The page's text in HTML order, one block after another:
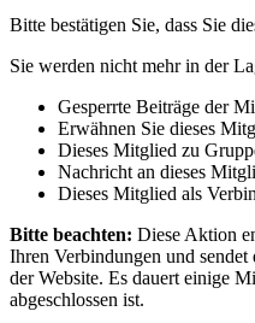
Bitte bestätigen Sie, dass Sie
Sie werden nicht mehr in der
Gesperrte Beiträge der
Erwähnen Sie dieses
Dieses Mitglied zu
Nachricht an dieses
Dieses Mitglied als
Bitte beachten: Diese Aktion
Ihren Verbindungen und
der Website. Es dauert einige
abgeschlossen ist.